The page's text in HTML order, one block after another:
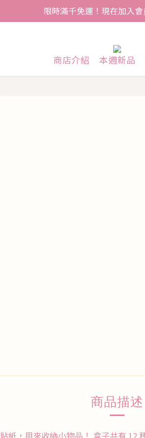
限時滿千免運！現在加入
商店介紹 本週新品
商品描述
紙，用來收納小物品！ 盒子共有